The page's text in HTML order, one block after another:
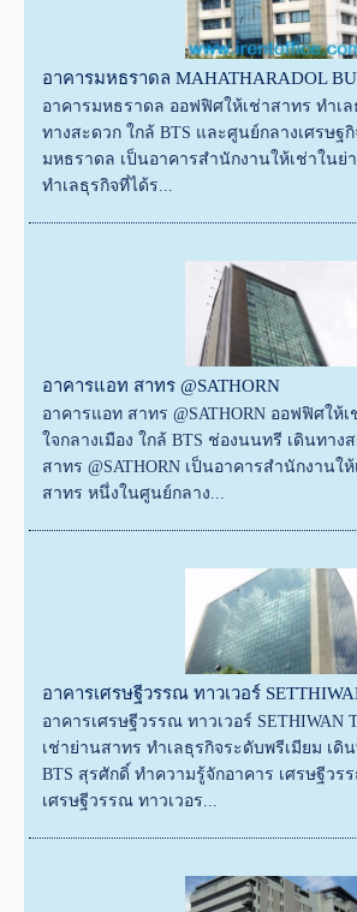
อาคารมหธราดล MAHATHARADOL
อาคารมหธราดล ออฟฟิศให้เช่าสาทร ทำเ
ทางสะดวก ใกล้ BTS และศูนย์กลางเศรษฐ
มหธราดล เป็นอาคารสำนักงานให้เช่าในย่
ทำเลธุรกิจที่ได้ร...
อาคารแอท สาทร @SATHORN
อาคารแอท สาทร @SATHORN ออฟฟิศให้
ใจกลางเมือง ใกล้ BTS ช่องนนทรี เดินทาง
สาทร @SATHORN เป็นอาคารสำนักงานใ
สาทร หนึ่งในศูนย์กลาง...
อาคารเศรษฐีวรรณ ทาวเวอร์
อาคารเศรษฐีวรรณ ทาวเวอร์ SETHIWAN
เช่าย่านสาทร ทำเลธุรกิจระดับพรีเมียม เดิ
BTS สุรศักดิ์ ทำความรู้จักอาคาร เศรษฐีวร
เศรษฐีวรรณ ทาวเวอร...